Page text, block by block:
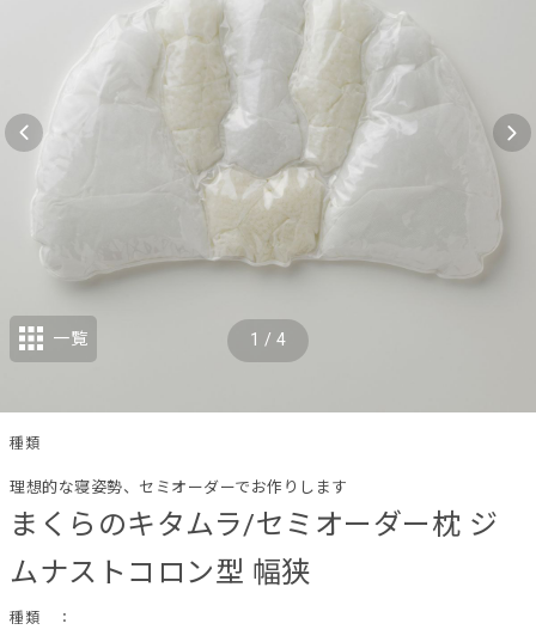
まくらのキタムラ/セミオーダー枕 ジ
ムナストコロン型 幅狭
理想的な寝姿勢、セミオーダーでお作りします
種類
：
1 / 4
一覧
種類